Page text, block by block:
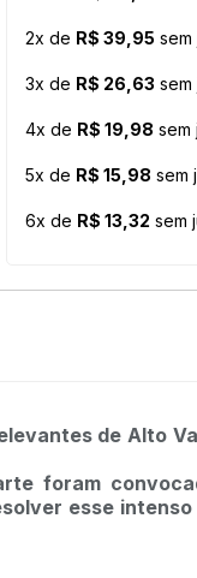
2x de R$ 39,95 sem
3x de R$ 26,63 sem
4x de R$ 19,98 sem
5x de R$ 15,98 sem
6x de R$ 13,32 sem
de Alto
foram
esse